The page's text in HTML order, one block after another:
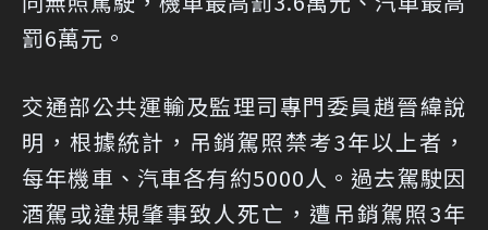
罰6萬元 。
交通部公共運輸及監理司專門委員趙晉緯說
明，根據統計，吊銷駕照禁考3年以上者，
每年機車、汽車各有約5000人。過去駕駛因
酒駕或違規肇事致人死亡，遭吊銷駕照3年